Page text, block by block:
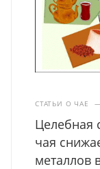
СТАТЬИ О ЧАЕ
Целебная
чая
металлов